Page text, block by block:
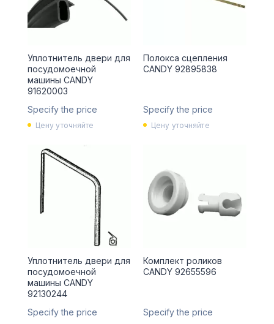
Уплотнитель двери для
посудомоечной
машины CANDY
91620003
Specify the price
Цену уточняйте
Полокса сцепления
CANDY 92895838
Specify the price
Цену уточняйте
Уплотнитель двери для
посудомоечной
машины CANDY
92130244
Specify the price
Комплект роликов
CANDY 92655596
Specify the price